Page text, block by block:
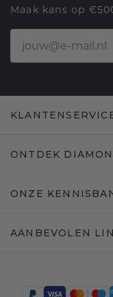
Maak kans op
ONTDEK
ONZE
AANBEVOLEN